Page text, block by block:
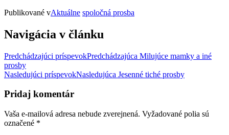
Publikované vAktuálne spoločná prosba
Navigácia v článku
Predchádzajúci príspevokPredchádzajúca Milujúce mamky a iné
prosby
Nasledujúci príspevokNasledujúca Jesenné tiché prosby
Pridaj komentár
Vaša e-mailová adresa nebude zverejnená. Vyžadované polia sú
označené *